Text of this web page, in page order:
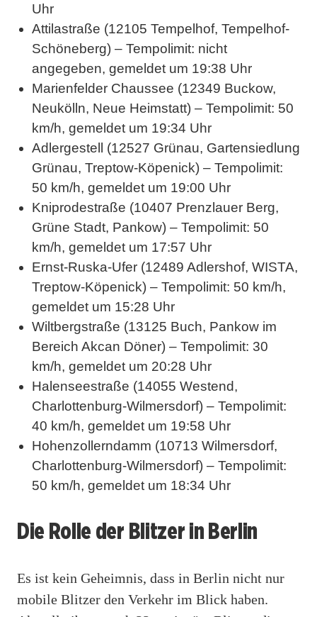
Uhr
Attilastraße (12105 Tempelhof, Tempelhof-
Schöneberg) – Tempolimit: nicht
angegeben, gemeldet um 19:38 Uhr
Marienfelder Chaussee (12349 Buckow,
Neukölln, Neue Heimstatt) – Tempolimit: 50
km/h, gemeldet um 19:34 Uhr
Adlergestell (12527 Grünau, Gartensiedlung
Grünau, Treptow-Köpenick) – Tempolimit:
50 km/h, gemeldet um 19:00 Uhr
Kniprodestraße (10407 Prenzlauer Berg,
Grüne Stadt, Pankow) – Tempolimit: 50
km/h, gemeldet um 17:57 Uhr
Ernst-Ruska-Ufer (12489 Adlershof, WISTA,
Treptow-Köpenick) – Tempolimit: 50 km/h,
gemeldet um 15:28 Uhr
Wiltbergstraße (13125 Buch, Pankow im
Bereich Akcan Döner) – Tempolimit: 30
km/h, gemeldet um 20:28 Uhr
Halenseestraße (14055 Westend,
Charlottenburg-Wilmersdorf) – Tempolimit:
40 km/h, gemeldet um 19:58 Uhr
Hohenzollerndamm (10713 Wilmersdorf,
Charlottenburg-Wilmersdorf) – Tempolimit:
50 km/h, gemeldet um 18:34 Uhr
Die Rolle der Blitzer in Berlin
Es ist kein Geheimnis, dass in Berlin nicht nur
mobile Blitzer den Verkehr im Blick haben.